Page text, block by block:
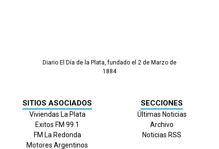
Diario El Día de la Plata, fundado el 2 de Marzo de
1884
SITIOS ASOCIADOS
Viviendas La Plata
Exitos FM 99.1
FM La Redonda
Motores Argentinos
SECCIONES
Últimas Noticias
Archivo
Noticias RSS